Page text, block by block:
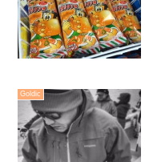
Goldic